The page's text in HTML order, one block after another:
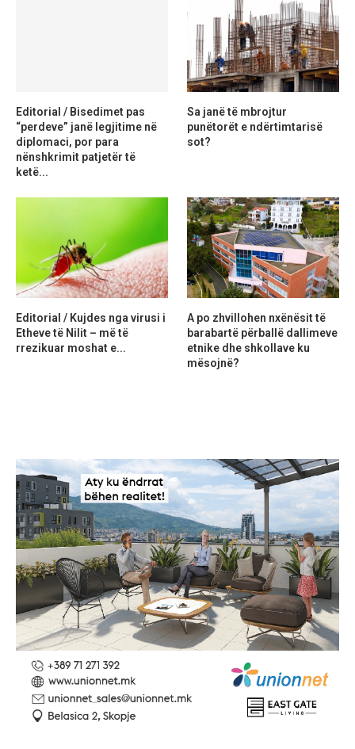
Editorial / Bisedimet pas
“perdeve” janë legjitime në
diplomaci, por para
nënshkrimit patjetër të
ketë...
Sa janë të mbrojtur
punëtorët e ndërtimtarisë
sot?
Editorial / Kujdes nga virusi i
Etheve të Nilit – më të
rrezikuar moshat e...
A po zhvillohen nxënësit të
barabartë përballë dallimeve
etnike dhe shkollave ku
mësojnë?